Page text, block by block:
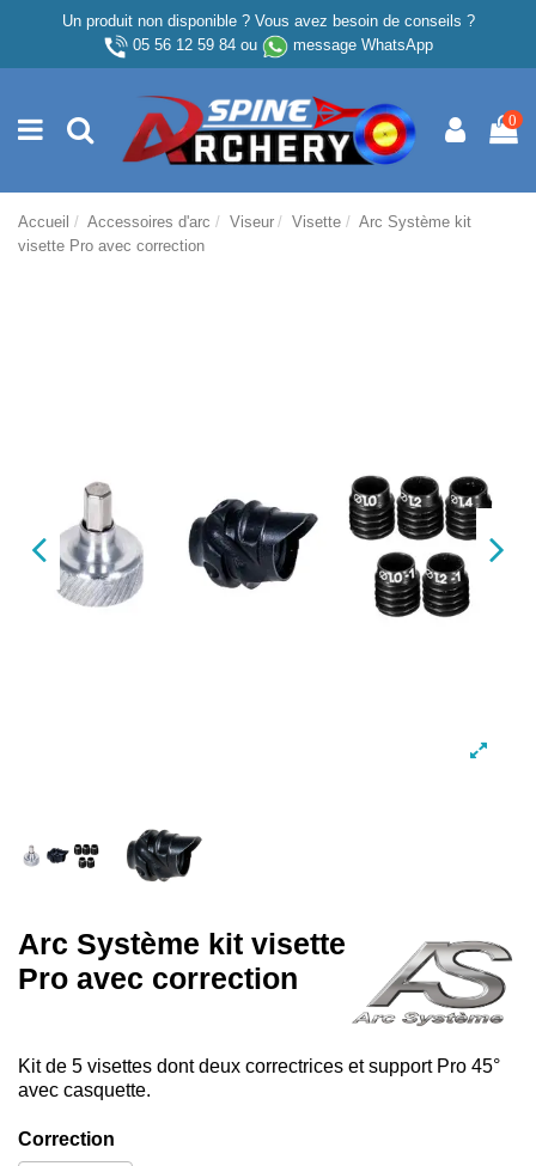
Un produit non disponible ? Vous avez besoin de conseils ?
05 56 12 59 84ou message WhatsApp
0
Accueil Accessoires d'arc Viseur Visette
Arc Système kit
visette Pro avec correction
Arc Système kit visette
Pro avec correction
Kit de 5 visettes dont deux correctrices et support Pro 45°
avec casquette.
Correction